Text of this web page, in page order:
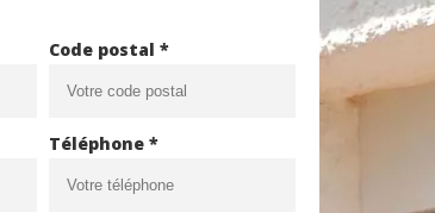
Code postal *
Téléphone *